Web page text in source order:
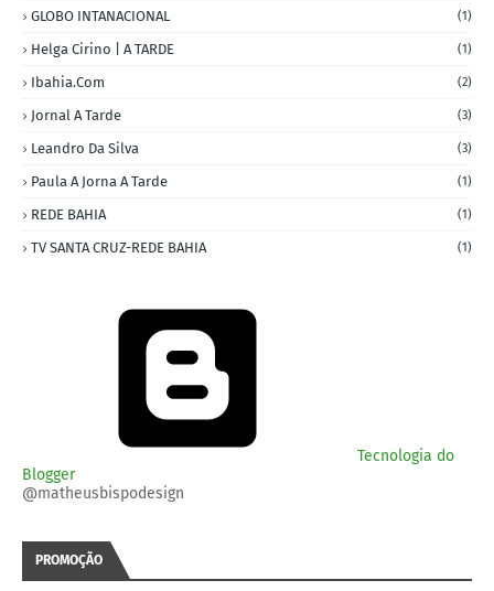
GLOBO INTANACIONAL (1)
Helga Cirino | A TARDE (1)
Ibahia.com (2)
Jornal A Tarde (3)
Leandro Da Silva (3)
Paula A Jorna A Tarde (1)
REDE BAHIA (1)
TV SANTA CRUZ-REDE BAHIA (1)
Tecnologia do
Blogger
@matheusbispodesign
PROMOÇÃO